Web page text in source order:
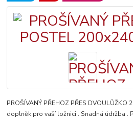
PROŠÍVANÝ PŘEHOZ PŘES
doplněk pro vaší ložnici . Snadná údržba .